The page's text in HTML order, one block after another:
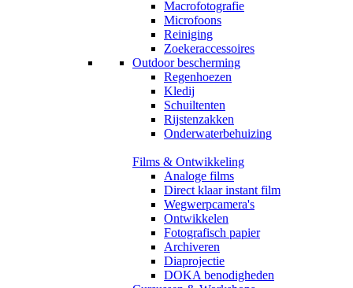
Macrofotografie
Microfoons
Reiniging
Zoekeraccessoires
Outdoor bescherming
Regenhoezen
Kledij
Schuiltenten
Rijstenzakken
Onderwaterbehuizing
Films & Ontwikkeling
Analoge films
Direct klaar instant film
Wegwerpcamera's
Ontwikkelen
Fotografisch papier
Archiveren
Diaprojectie
DOKA benodigheden